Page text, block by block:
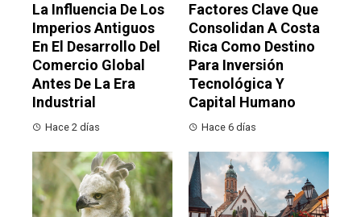
La Influencia De Los
Imperios Antiguos
En El Desarrollo Del
Comercio Global
Antes De La Era
Industrial
Hace 2 días
Factores Clave Que
Consolidan A Costa
Rica Como Destino
Para Inversión
Tecnológica Y
Capital Humano
Hace 6 días